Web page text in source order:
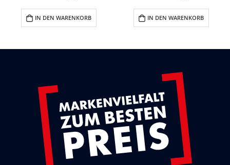
IN DEN WARENKORB IN DEN WARENKORB